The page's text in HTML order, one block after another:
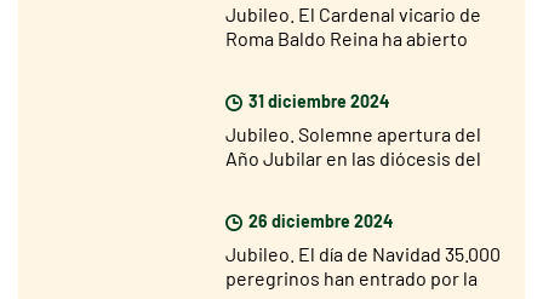
Jubileo. El Cardenal vicario de
Roma Baldo Reina ha abierto
31 diciembre 2024
Jubileo. Solemne apertura del
Año Jubilar en las diócesis del
26 diciembre 2024
Jubileo. El día de Navidad 35.000
peregrinos han entrado por la